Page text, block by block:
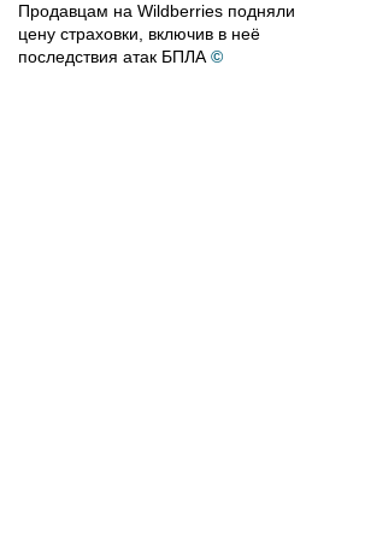
Продавцам на Wildberries подняли
цену страховки, включив в неё
последствия атак БПЛА ©